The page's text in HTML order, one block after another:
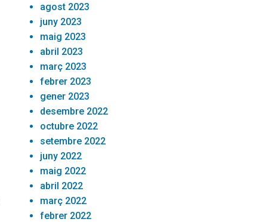
agost 2023
juny 2023
maig 2023
abril 2023
març 2023
febrer 2023
gener 2023
desembre 2022
octubre 2022
setembre 2022
juny 2022
maig 2022
abril 2022
març 2022
febrer 2022